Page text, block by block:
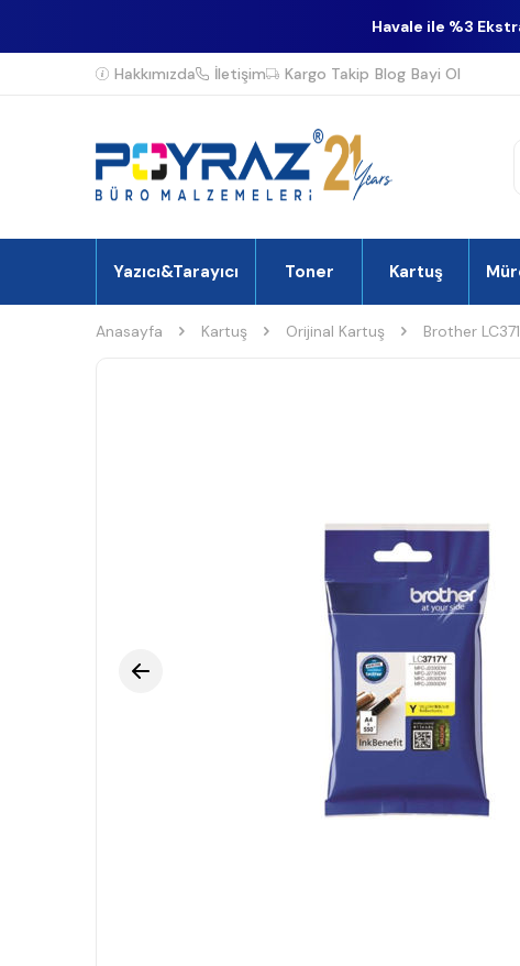
Havale ile %3
Hakkımızda İletişim Kargo Takip Blog Bayi Ol
Yazıcı&Tarayıcı Toner Kartuş
Anasayfa Kartuş Orijinal Kartuş Brother